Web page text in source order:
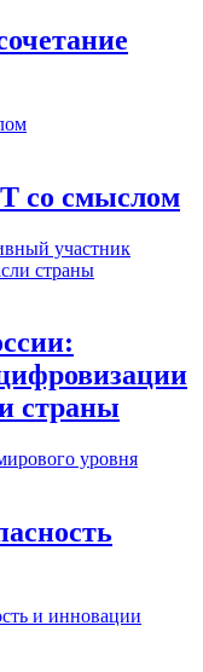
со смыслом
страны